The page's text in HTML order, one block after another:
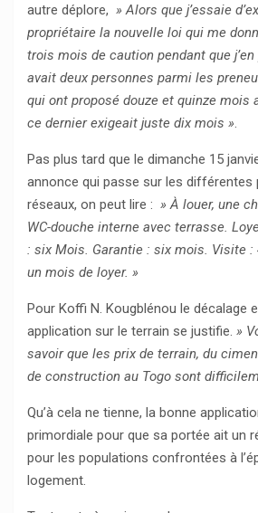
autre déplore, » Alors que j’essaie
propriétaire la nouvelle loi qui me
trois mois de caution pendant que
avait deux personnes parmi les
qui ont proposé douze et quinze mois
ce dernier exigeait juste dix mois ».
Pas plus tard que le dimanche 15
annonce qui passe sur les différentes
réseaux, on peut lire : » À louer, une
WC-douche interne avec terrasse.
: six Mois. Garantie : six mois. Visite :
un mois de loyer. »
Pour Koffi N. Kougblénou le décalage
application sur le terrain se justifie. »
savoir que les prix de terrain, du
de construction au Togo sont
Qu’à cela ne tienne, la bonne
primordiale pour que sa portée ait un
pour les populations confrontées à
logement.